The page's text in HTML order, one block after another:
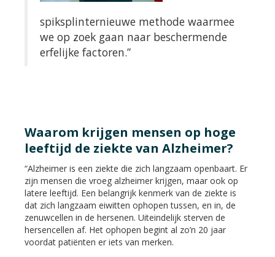
spiksplinternieuwe methode waarmee
we op zoek gaan naar beschermende
erfelijke factoren.”
Waarom krijgen mensen op hoge
leeftijd de ziekte van Alzheimer?
“Alzheimer is een ziekte die zich langzaam openbaart. Er
zijn mensen die vroeg alzheimer krijgen, maar ook op
latere leeftijd. Een belangrijk kenmerk van de ziekte is
dat zich langzaam eiwitten ophopen tussen, en in, de
zenuwcellen in de hersenen. Uiteindelijk sterven de
hersencellen af. Het ophopen begint al zo’n 20 jaar
voordat patiënten er iets van merken.